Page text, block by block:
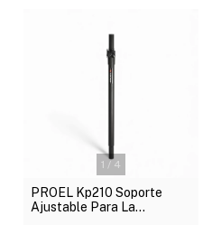
1 / 4
PROEL Kp210 Soporte
Ajustable Para La